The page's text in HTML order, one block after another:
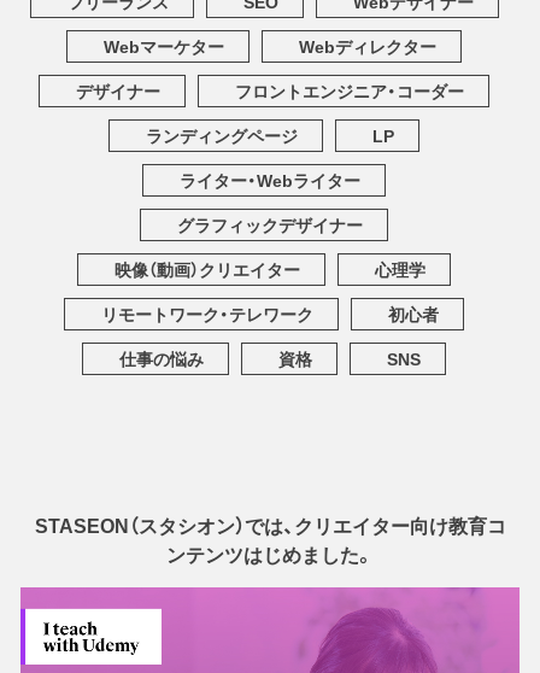
Webマーケター
Webディレクター
デザイナー
フロントエンジニア・コーダー
ランディングページ
LP
ライター・Webライター
グラフィックデザイナー
映像（動画）クリエイター
心理学
リモートワーク・テレワーク
初心者
仕事の悩み
資格 SNS
STASEON（スタシオン）では、クリエイター向け教育コ
ンテンツはじめました。